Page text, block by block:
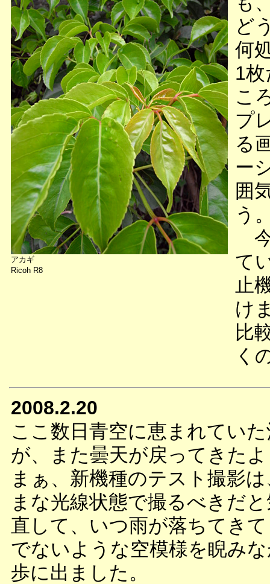
アカギ
Ricoh R8
ど
何
1
こ
プ
る
ー
囲
う
今
て
止
け
比
く
2008.2.20
ここ数日青空に恵まれてい
が、また曇天が戻ってきた
まぁ、新機種のテスト撮影
まな光線状態で撮るべきだ
直して、いつ雨が落ちてき
でないような空模様を睨み
歩に出ました。